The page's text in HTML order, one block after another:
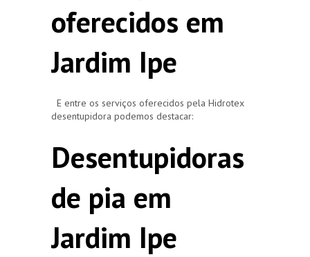
oferecidos em
Jardim Ipe
E entre os serviços oferecidos pela Hidrotex
desentupidora podemos destacar:
Desentupidoras
de pia em
Jardim Ipe